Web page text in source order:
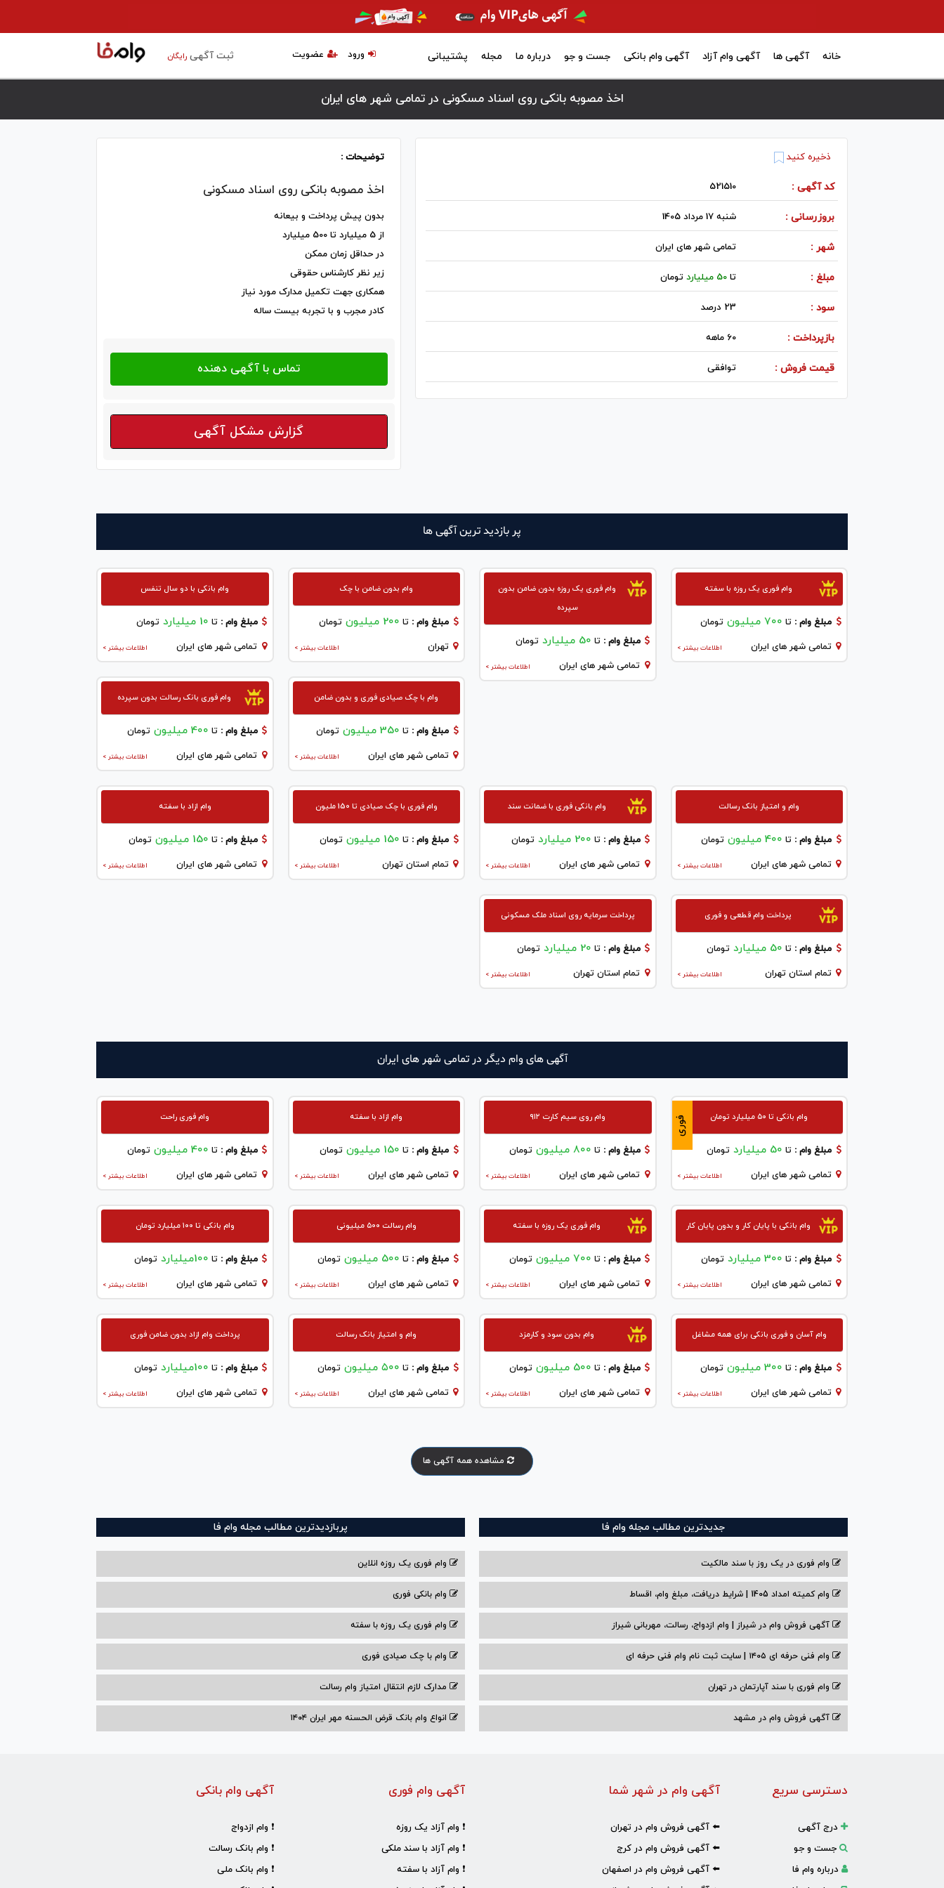
ثبت آگهیرایگان عضویت ورود خانه آگهی ها آگهی وام آزاد آگهی وام بانکی جست و جو درباره ما مجله پشتیبانی
اخذ مصوبه بانکی روی اسناد مسکونی در تمامی شهر های ایران
ذخیره کنید
کد آگهی : 521510
بروزرسانی : شنبه 17 مرداد 1405
شهر : تمامی شهر های ایران
مبلغ : تا50 میلیارد تومان
سود : 23 درصد
بازپرداخت : 60 ماهه
قیمت فروش : توافقی
توضیحات :
اخذ مصوبه بانکی روی اسناد مسکونی
بدون پیش پرداخت و بیعانه
از 5 میلیارد تا 500 میلیارد
در حداقل زمان ممکن
زیر نظر کارشناس حقوقی
همکاری جهت تکمیل مدارک مورد نیاز
کادر مجرب و با تجربه بیست ساله
گزارش مشکل آگهی
پر بازدید ترین آگهی ها
وام فوری یک روزه با سفته
مبلغ وام : تا 700 میلیون تومان
اطلاعات بیشتر > تمامی شهر های ایران
وام فوری یک روزه بدون ضامن بدون
سپرده
مبلغ وام :تا 50 میلیارد تومان
اطلاعات بیشتر > تمامی شهر های ایران
وام بدون ضامن با چک
مبلغ وام : تا 200 میلیون تومان
اطلاعات بیشتر > تهران
وام بانکی با دو سال تنفس
مبلغ وام :تا 10 میلیارد تومان
اطلاعات بیشتر > تمامی شهر های ایران
وام با چک صیادی فوری و بدون ضامن
مبلغ وام : تا 350 میلیون تومان
اطلاعات بیشتر > تمامی شهر های ایران
وام فوری بانک رسالت بدون سپرده
مبلغ وام :تا 400 میلیون تومان
اطلاعات بیشتر > تمامی شهر های ایران
وام و امتیاز بانک رسالت
مبلغ وام : تا 400 میلیون تومان
اطلاعات بیشتر > تمامی شهر های ایران
وام بانکی فوری با ضمانت سند
مبلغ وام :تا 200 میلیارد تومان
اطلاعات بیشتر > تمامی شهر های ایران
وام فوری با چک صیادی تا 150 ملیون
مبلغ وام : تا 150 میلیون تومان
اطلاعات بیشتر > تمام استان تهران
وام ازاد با سفته
مبلغ وام :تا 150 میلیون تومان
اطلاعات بیشتر > تمامی شهر های ایران
پرداخت وام قطعی و فوری
مبلغ وام : تا 50 میلیارد تومان
اطلاعات بیشتر > تمام استان تهران
پرداخت سرمایه روی اسناد ملک مسکونی
مبلغ وام :تا 20 میلیارد تومان
اطلاعات بیشتر > تمام استان تهران
آگهی های وام دیگر در تمامی شهر های ایران
فوری وام بانکی تا ۵۰ میلیارد تومان
مبلغ وام : تا 50 میلیارد تومان
اطلاعات بیشتر > تمامی شهر های ایران
وام روی سیم کارت ۹۱۲
مبلغ وام :تا 800 میلیون تومان
اطلاعات بیشتر > تمامی شهر های ایران
وام ازاد با سفته
مبلغ وام : تا 150 میلیون تومان
اطلاعات بیشتر > تمامی شهر های ایران
وام فوری راحت
مبلغ وام :تا 400 میلیون تومان
اطلاعات بیشتر > تمامی شهر های ایران
وام بانکی با پایان کار و بدون پایان کار
مبلغ وام : تا 300 میلیارد تومان
اطلاعات بیشتر > تمامی شهر های ایران
وام فوری یک روزه با سفته
مبلغ وام :تا 700 میلیون تومان
اطلاعات بیشتر > تمامی شهر های ایران
وام رسالت ۵۰۰ میلیونی
مبلغ وام : تا 500 میلیون تومان
اطلاعات بیشتر > تمامی شهر های ایران
وام بانکی تا ۱۰۰ میلیارد تومان
مبلغ وام :تا 100میلیارد تومان
اطلاعات بیشتر > تمامی شهر های ایران
وام آسان و فوری بانکی برای همه مشاغل
مبلغ وام : تا 300 میلیون تومان
اطلاعات بیشتر > تمامی شهر های ایران
وام بدون سود و کارمزد
مبلغ وام :تا 500 میلیون تومان
اطلاعات بیشتر > تمامی شهر های ایران
وام و امتیاز بانک رسالت
مبلغ وام : تا ۵۰۰ میلیون تومان
اطلاعات بیشتر > تمامی شهر های ایران
پرداخت وام ازاد بدون ضامن فوری
مبلغ وام :تا 100میلیارد تومان
اطلاعات بیشتر > تمامی شهر های ایران
مشاهده همه آگهی ها
جدیدترین مطالب مجله وام فا
وام فوری در یک روز با سند مالکیت
وام کمیته امداد 1405 | شرایط دریافت، مبلغ وام، اقساط
آگهی فروش وام در شیراز | وام ازدواج، رسالت، مهربانی شیراز
وام فنی حرفه ای ۱۴۰۵ | سایت ثبت نام وام فنی حرفه ای
وام فوری با سند آپارتمان در تهران
آگهی فروش وام در مشهد
پربازدیدترین مطالب مجله وام فا
وام فوری یک روزه انلاین
وام بانکی فوری
وام فوری یک روزه با سفته
وام با‌ چک صیادی‌ فوری
مدارک لازم انتقال امتیاز وام رسالت
انواع وام بانک قرض الحسنه مهر ایران ۱۴۰۴
آگهی وام بانکی
❗ وام ازدواج
❗ وام بانک رسالت
❗ وام بانک ملی
آگهی وام فوری
❗ وام آزاد یک روزه
❗ وام آزاد با سند ملکی
❗ وام آزاد با سفته
آگهی وام در شهر شما
⬅️ آگهی فروش وام در تهران
⬅️ آگهی فروش وام در کرج
⬅️ آگهی فروش وام در اصفهان
دسترسی سریع
درج آگهی
جست و جو
درباره وام فا